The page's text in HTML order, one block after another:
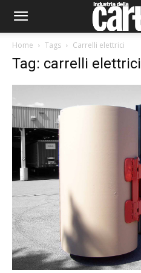
Home Tags Carrelli elettrici
Tag: carrelli elettrici